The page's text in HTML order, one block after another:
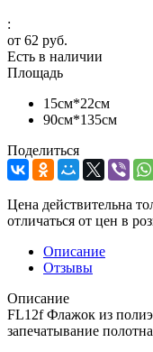
:
от 62 руб.
Есть в наличии
Площадь
15см*22см
90см*135см
Поделиться
Цена действительна
отличаться от цен в
Описание
Отзывы
Описание
FL12f Флажок из
запечатывание